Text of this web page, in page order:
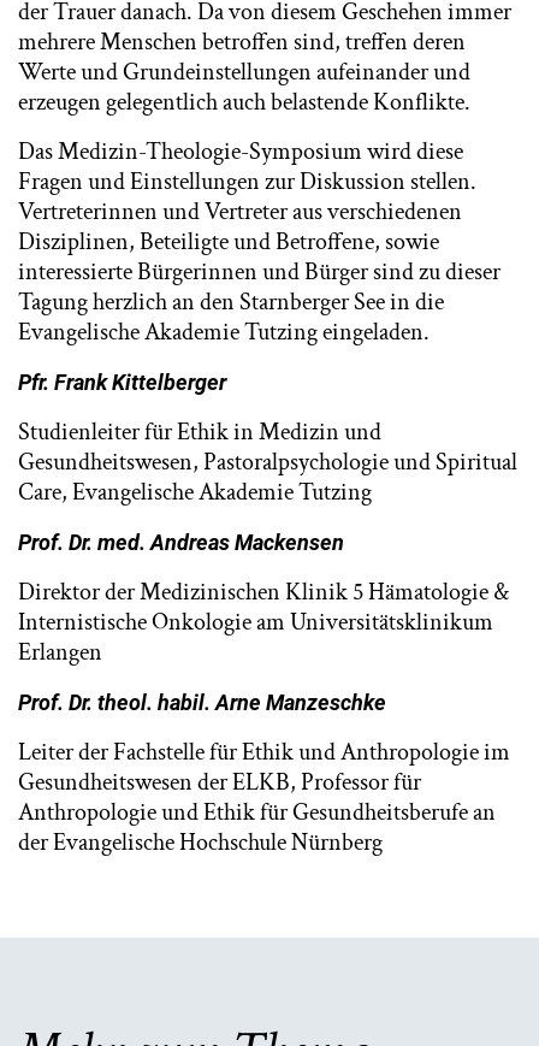
der Trauer danach. Da von diesem Geschehen immer
mehrere Menschen betroffen sind, treffen deren
Werte und Grundeinstellungen aufeinander und
erzeugen gelegentlich auch belastende Konflikte.
Das Medizin-Theologie-Symposium wird diese
Fragen und Einstellungen zur Diskussion stellen.
Vertreterinnen und Vertreter aus verschiedenen
Disziplinen, Beteiligte und Betroffene, sowie
interessierte Bürgerinnen und Bürger sind zu dieser
Tagung herzlich an den Starnberger See in die
Evangelische Akademie Tutzing eingeladen.
Pfr. Frank Kittelberger
Studienleiter für Ethik in Medizin und
Gesundheitswesen, Pastoralpsychologie und Spiritual
Care, Evangelische Akademie Tutzing
Prof. Dr. med. Andreas Mackensen
Direktor der Medizinischen Klinik 5 Hämatologie &
Internistische Onkologie am Universitätsklinikum
Erlangen
Prof. Dr. theol. habil. Arne Manzeschke
Leiter der Fachstelle für Ethik und Anthropologie im
Gesundheitswesen der ELKB, Professor für
Anthropologie und Ethik für Gesundheitsberufe an
der Evangelische Hochschule Nürnberg